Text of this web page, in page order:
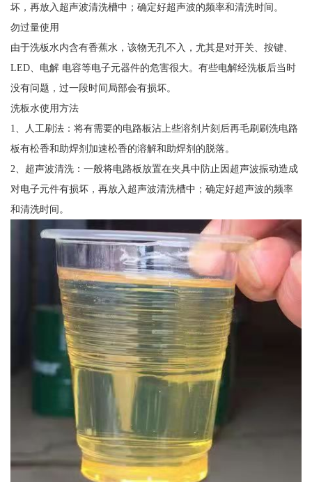
坏，再放入超声波清洗槽中；确定好超声波的频率和清洗时间。
勿过量使用
由于洗板水内含有香蕉水，该物无孔不入，尤其是对开关、按键、
LED、电解 电容等电子元器件的危害很大。有些电解经洗板后当时
没有问题，过一段时间局部会有损坏。
洗板水使用方法
1、人工刷法：将有需要的电路板沾上些溶剂片刻后再毛刷刷洗电路
板有松香和助焊剂加速松香的溶解和助焊剂的脱落。
2、超声波清洗：一般将电路板放置在夹具中防止因超声波振动造成
对电子元件有损坏，再放入超声波清洗槽中；确定好超声波的频率
和清洗时间。